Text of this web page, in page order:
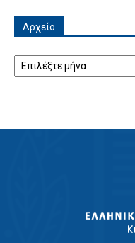
Αρχείο
Αρχείο